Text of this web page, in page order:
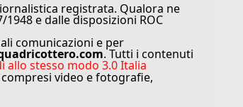
registrata. Qualora ne
e dalle disposizioni ROC
comunicazioni e per
. Tutti i contenuti
allo stesso modo 3.0 Italia
video e fotografie,